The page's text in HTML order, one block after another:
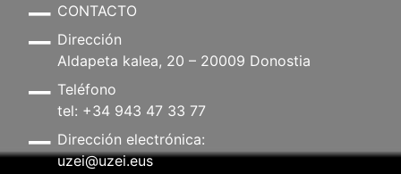
CONTACTO
Dirección
Aldapeta kalea, 20 – 20009 Donostia
Teléfono
tel: +34 943 47 33 77
Dirección electrónica:
uzei@uzei.eus